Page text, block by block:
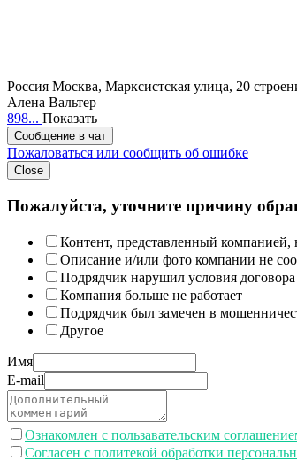
Россия Москва, Марксистская улица, 20
Алена Вальтер
898... Показать
Сообщение в чат
Пожаловаться или сообщить об ошибке
Close
Пожалуйста, уточните причину
Контент, представленный компанией,
Описание и/или фото компании не
Подрядчик нарушил условия
Компания больше не работает
Подрядчик был замечен в
Другое
Имя
E-mail
Ознакомлен с пользавательским
Согласен с политекой обработки